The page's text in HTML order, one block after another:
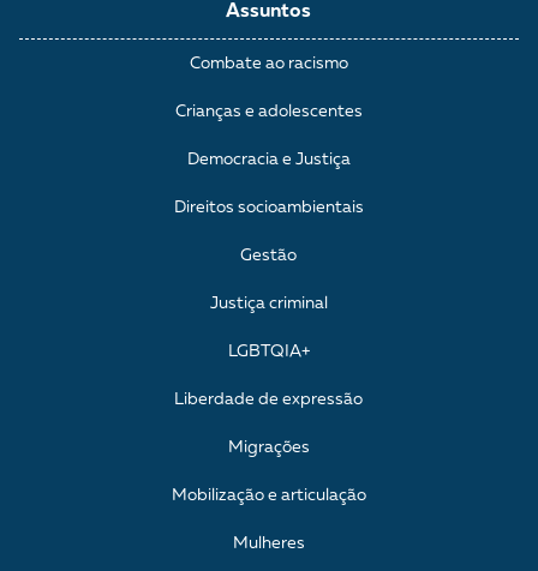
Assuntos
Combate ao racismo
Crianças e adolescentes
Democracia e Justiça
Direitos socioambientais
Gestão
Justiça criminal
LGBTQIA+
Liberdade de expressão
Migrações
Mobilização e articulação
Mulheres